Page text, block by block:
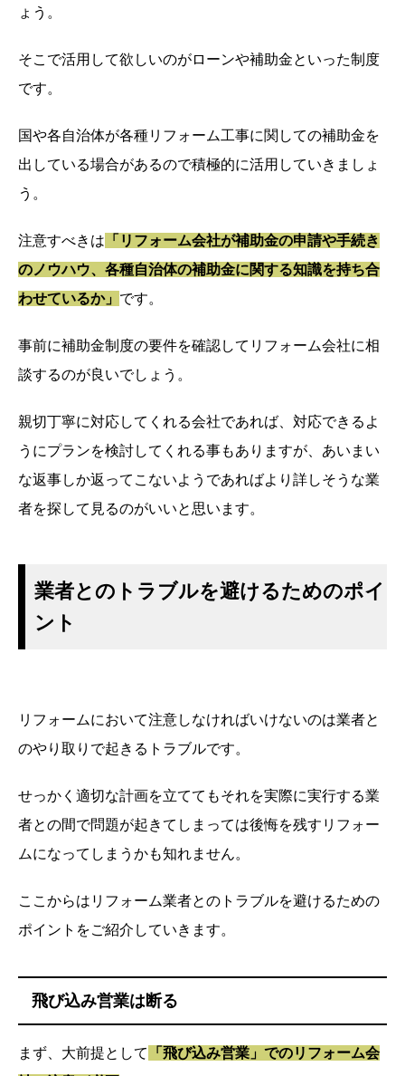
ょう。
そこで活用して欲しいのがローンや補助金といった制度
です。
国や各自治体が各種リフォーム工事に関しての補助金を
出している場合があるので積極的に活用していきましょ
う。
注意すべきは 「リフォーム会社が補助金の申請や手続き
のノウハウ、各種自治体の補助金に関する知識を持ち合
わせているか」 です。
事前に補助金制度の要件を確認してリフォーム会社に相
談するのが良いでしょう。
親切丁寧に対応してくれる会社であれば、対応できるよ
うにプランを検討してくれる事もありますが、あいまい
な返事しか返ってこないようであればより詳しそうな業
者を探して見るのがいいと思います。
業者とのトラブルを避けるためのポイ
ント
リフォームにおいて注意しなければいけないのは業者と
のやり取りで起きるトラブルです。
せっかく適切な計画を立ててもそれを実際に実行する業
者との間で問題が起きてしまっては後悔を残すリフォー
ムになってしまうかも知れません。
ここからはリフォーム業者とのトラブルを避けるための
ポイントをご紹介していきます。
飛び込み営業は断る
まず、大前提として
「飛び込み営業」でのリフォーム会